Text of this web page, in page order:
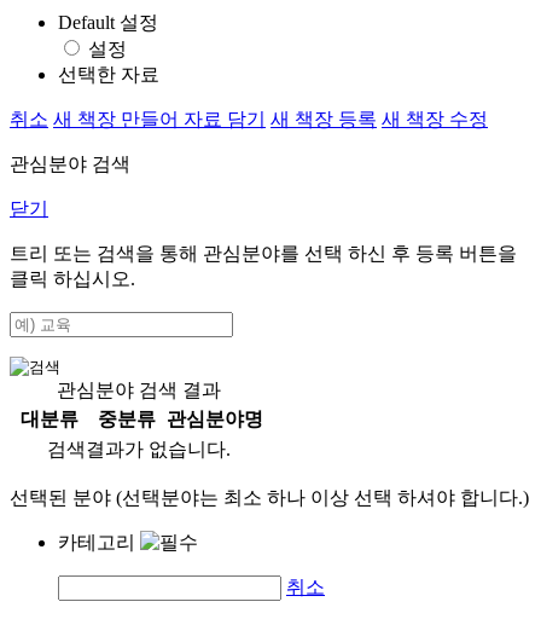
Default 설정
설정
선택한 자료
취소 새 책장 만들어 자료 담기 새 책장 등록 새 책장 수정
관심분야 검색
닫기
트리 또는 검색을 통해 관심분야를 선택 하신 후 등록 버튼을
클릭 하십시오.
관심분야 검색 결과
대분류
중분류
관심분야명
검색결과가 없습니다.
선택된 분야 (선택분야는 최소 하나 이상 선택 하셔야 합니다.)
카테고리
취소